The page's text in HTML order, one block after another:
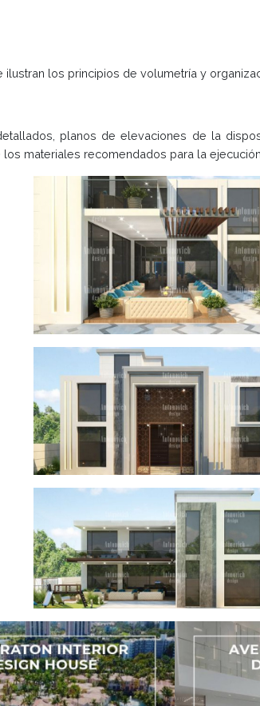
los principios de volumetría y
planos de elevaciones de la
materiales recomendados para la